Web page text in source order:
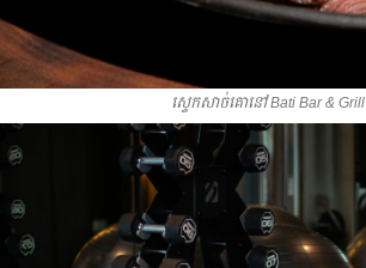
ស្ទេកសាច់គោនៅ Bati Bar & Grill